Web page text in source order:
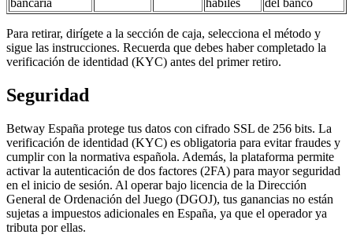
bancaria hábiles del banco
Para retirar, dirígete a la sección de caja, selecciona el método y
sigue las instrucciones. Recuerda que debes haber completado la
verificación de identidad (KYC) antes del primer retiro.
Seguridad
Betway España protege tus datos con cifrado SSL de 256 bits. La
verificación de identidad (KYC) es obligatoria para evitar fraudes y
cumplir con la normativa española. Además, la plataforma permite
activar la autenticación de dos factores (2FA) para mayor seguridad
en el inicio de sesión. Al operar bajo licencia de la Dirección
General de Ordenación del Juego (DGOJ), tus ganancias no están
sujetas a impuestos adicionales en España, ya que el operador ya
tributa por ellas.